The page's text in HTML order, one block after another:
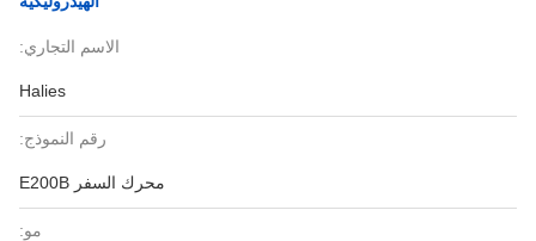
الاسم التجاري:
Halies
رقم النموذج:
محرك السفر E200B
مو: